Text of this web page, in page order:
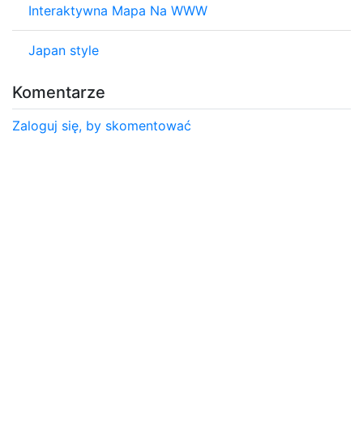
Interaktywna Mapa Na WWW
Japan style
Komentarze
Zaloguj się, by skomentować